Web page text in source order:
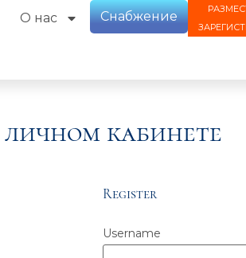
О нас Снабжение
кабинете
Register
Username